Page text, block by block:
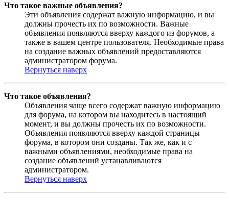
Что такое важные объявления?
Эти объявления содержат важную информацию, и вы
должны прочесть их по возможности. Важные
объявления появляются вверху каждого из форумов, а
также в вашем центре пользователя. Необходимые права
на создание важных объявлений предоставляются
администратором форума.
Вернуться наверх
Что такое объявления?
Объявления чаще всего содержат важную информацию
для форума, на котором вы находитесь в настоящий
момент, и вы должны прочесть их по возможности.
Объявления появляются вверху каждой страницы
форума, в котором они созданы. Так же, как и с
важными объявлениями, необходимые права на
создание объявлений устанавливаются
администратором.
Вернуться наверх